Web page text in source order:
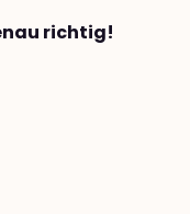
richtig!